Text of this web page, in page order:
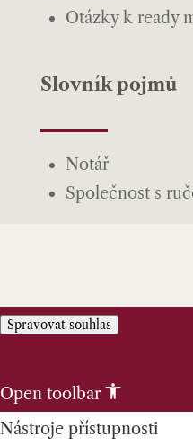
Otázky k ready
Slovník pojmů
Notář
Společnost s
Spravovat souhlas
Open toolbar
Nástroje přístupnosti